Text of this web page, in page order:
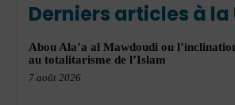
Derniers articles à la
Abou Ala’a al Mawdoudi ou
au totalitarisme de l’Islam
7 août 2026